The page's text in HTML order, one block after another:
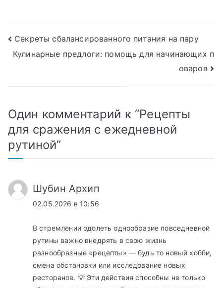
Навигация
по
записям
Секреты сбалансированного питания на пару
Кулинарные предлоги: помощь для начинающих п
оваров
Один комментарий к “Рецепты
для сражения с ежедневной
рутиной”
Шубин Архип
02.05.2026 в 10:56
В стремлении одолеть однообразие повседневной
рутины важно внедрять в свою жизнь
разнообразные «рецепты» — будь то новый хобби,
смена обстановки или исследование новых
ресторанов. 💡 Эти действия способны не только